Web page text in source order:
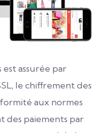
est assurée par
le chiffrement des
aux normes
des paiements par